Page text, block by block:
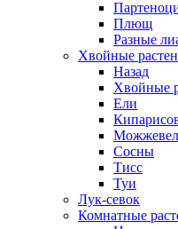
Плющ
Разные
Хвойные
Назад
Хвойные
Ели
Сосны
Тисс
Туи
Лук-севок
Комнатные